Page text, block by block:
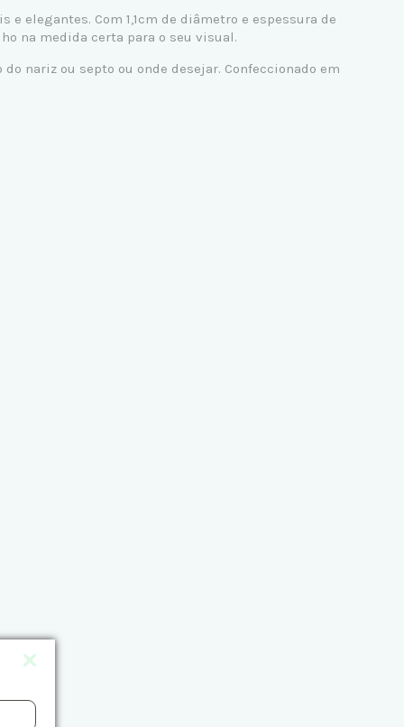
elegantes. Com 1,1cm de diâmetro e espessura de
na medida certa para o seu visual.
nariz ou septo ou onde desejar. Confeccionado em